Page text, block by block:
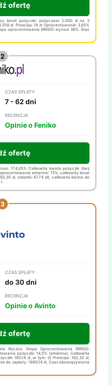
ofertę
koszt pożyczki: pożyczasz 2.000 zł na 3
zł. Prowizja: 18 zł Oprocentowanie: 3,65%
oprocentowania (RRSO) wynosi 36%. Stan
CZAS SPŁATY
7 - 62 dni
RECENZJA
Opinie o Feniko
ofertę
174,05% Całkowita kwota pożyczki (bez
zmienne: 15%, całkowity koszt
zł, odsetki: 47,74 zł), całkowita kwota do
r.
CZAS SPŁATY
do 30 dni
RECENZJA
Opinie o Avinto
ofertę
Roczna Stopa Oprocentowania (RRSO):
pożyczki: 14,5% (zmienna), Całkowita
180,14 zł, w tym: (i) Prowizja: 162,32 zł,
do zapłaty: 1680,14 zł, Czas obowiązywania